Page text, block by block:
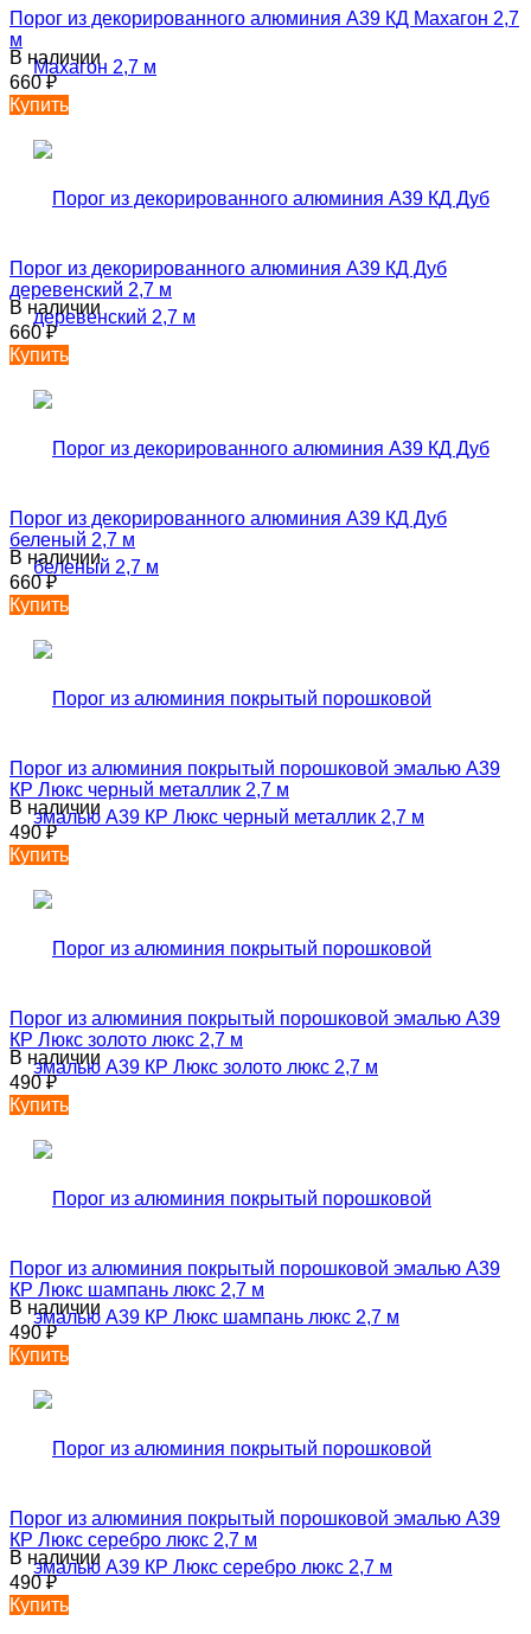
Порог из декорированного алюминия А39 КД Махагон 2,7
м
В наличии
660₽
Купить
Порог из декорированного алюминия А39 КД Дуб
деревенский 2,7 м
В наличии
660₽
Купить
Порог из декорированного алюминия А39 КД Дуб
беленый 2,7 м
В наличии
660₽
Купить
Порог из алюминия покрытый порошковой эмалью А39
КР Люкс черный металлик 2,7 м
В наличии
490₽
Купить
Порог из алюминия покрытый порошковой эмалью А39
КР Люкс золото люкс 2,7 м
В наличии
490₽
Купить
Порог из алюминия покрытый порошковой эмалью А39
КР Люкс шампань люкс 2,7 м
В наличии
490₽
Купить
Порог из алюминия покрытый порошковой эмалью А39
КР Люкс серебро люкс 2,7 м
В наличии
490₽
Купить